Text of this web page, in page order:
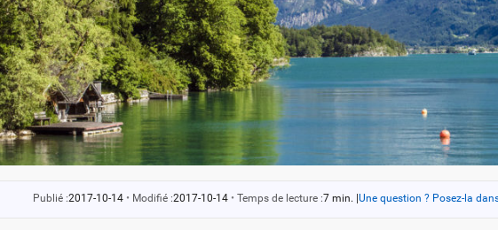
Publié :2017-10-14 • Modifié :2017-10-14 • Temps de lecture :7 min. Une question ? Posez-la